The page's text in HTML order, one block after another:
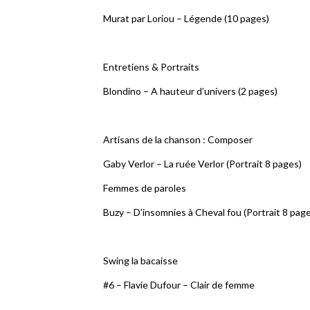
Murat par Loriou – Légende (10 pages)
Entretiens & Portraits
Blondino – A hauteur d’univers (2 pages)
Artisans de la chanson : Composer
Gaby Verlor – La ruée Verlor (Portrait 8 pages)
Femmes de paroles
Buzy – D’insomnies à Cheval fou (Portrait 8
Swing la bacaisse
#6 – Flavie Dufour – Clair de femme